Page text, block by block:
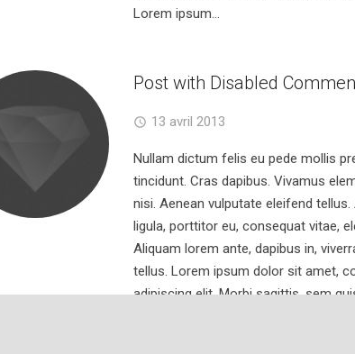
Lorem ipsum…
Post with Disabled
13 avril 2013
Nullam dictum felis eu pede mollis
tincidunt. Cras dapibus. Vivamus
nisi. Aenean vulputate eleifend tellus.
ligula, porttitor eu, consequat vitae,
Aliquam lorem ante, dapibus in,
tellus. Lorem ipsum dolor sit amet,
adipiscing elit. Morbi sagittis, sem